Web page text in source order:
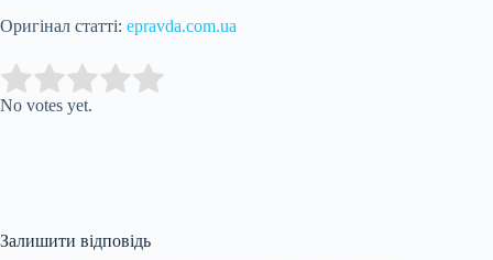
Оригінал статті: epravda.com.ua
Rate this item:
No votes yet.
Залишити відповідь